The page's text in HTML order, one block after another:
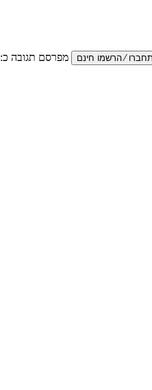
מפרסם תגובה כ: